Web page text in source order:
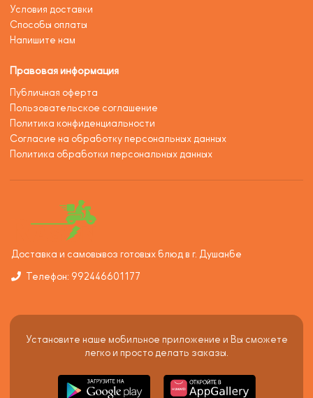
Условия доставки
Способы оплаты
Напишите нам
Правовая информация
Публичная оферта
Пользовательское соглашение
Политика конфиденциальности
Согласие на обработку персональных данных
Политика обработки персональных данных
Доставка и самовывоз готовых блюд в г. Душанбе
Телефон: 992446601177
Установите наше мобильное приложение и Вы сможете
легко и просто делать заказы.